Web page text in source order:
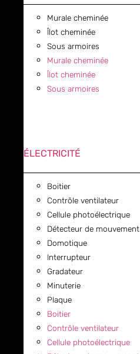
Murale cheminée
Îlot cheminée
Sous armoires
Murale cheminée
Îlot cheminée
Sous armoires
ÉLECTRICITÉ
Boitier
Contrôle ventilateur
Cellule photoélectrique
Détecteur de mouvement
Domotique
Interrupteur
Gradateur
Minuterie
Plaque
Boitier
Contrôle ventilateur
Cellule photoélectrique